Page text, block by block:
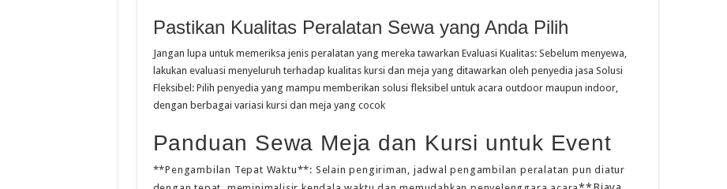
Pastikan Kualitas Peralatan Sewa yang Anda Pilih
Jangan lupa untuk memeriksa jenis peralatan yang mereka tawarkan Evaluasi Kualitas: Sebelum menyewa,
lakukan evaluasi menyeluruh terhadap kualitas kursi dan meja yang ditawarkan oleh penyedia jasa Solusi
Fleksibel: Pilih penyedia yang mampu memberikan solusi fleksibel untuk acara outdoor maupun indoor,
dengan berbagai variasi kursi dan meja yang cocok
Panduan Sewa Meja dan Kursi untuk Event
**Pengambilan Tepat Waktu**: Selain pengiriman, jadwal pengambilan peralatan pun diatur